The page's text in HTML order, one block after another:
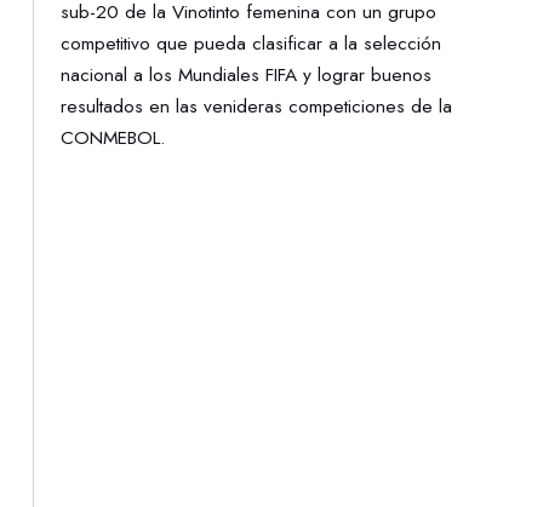
sub-20 de la Vinotinto femenina con un grupo
competitivo que pueda clasificar a la selección
nacional a los Mundiales FIFA y lograr buenos
resultados en las venideras competiciones de la
CONMEBOL.